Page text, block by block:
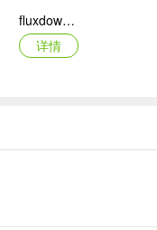
fluxdown手机版
详情
最i玩云手机app